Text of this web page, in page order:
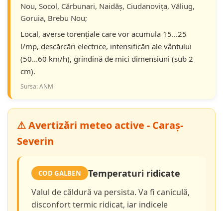
Nou, Socol, Cărbunari, Naidăș, Ciudanovița, Văliug,
Goruia, Brebu Nou;
Local, averse torențiale care vor acumula 15...25
l/mp, descărcări electrice, intensificări ale vântului
(50...60 km/h), grindină de mici dimensiuni (sub 2
cm).
Sursa: ANM
⚠ Avertizări meteo active - Caraș-
Severin
COD GALBEN Temperaturi ridicate
Valul de căldură va persista. Va fi caniculă,
disconfort termic ridicat, iar indicele